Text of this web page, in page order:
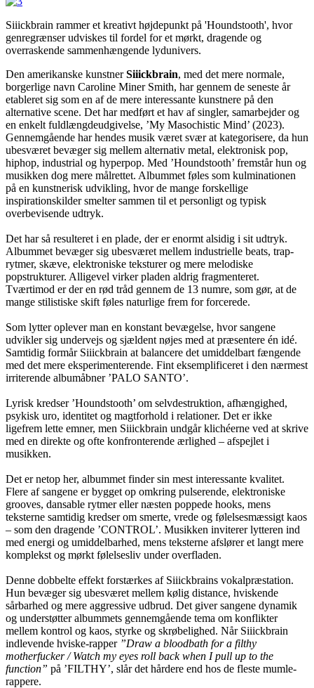
Siiickbrain rammer et kreativt højdepunkt på 'Houndstooth', hvor
genregrænser udviskes til fordel for et mørkt, dragende og
overraskende sammenhængende lydunivers.
Den amerikanske kunstnerSiiickbrain, med det mere normale,
borgerlige navn Caroline Miner Smith, har gennem de seneste år
etableret sig som en af de mere interessante kunstnere på den
alternative scene. Det har medført et hav af singler, samarbejder og
en enkelt fuldlængdeudgivelse, ’My Masochistic Mind’ (2023).
Gennemgående har hendes musik været svær at kategorisere, da hun
ubesværet bevæger sig mellem alternativ metal, elektronisk pop,
hiphop, industrial og hyperpop. Med ’Houndstooth’ fremstår hun og
musikken dog mere målrettet. Albummet føles som kulminationen
på en kunstnerisk udvikling, hvor de mange forskellige
inspirationskilder smelter sammen til et personligt og typisk
overbevisende udtryk.
Det har så resulteret i en plade, der er enormt alsidig i sit udtryk.
Albummet bevæger sig ubesværet mellem industrielle beats, trap-
rytmer, skæve, elektroniske teksturer og mere melodiske
popstrukturer. Alligevel virker pladen aldrig fragmenteret.
Tværtimod er der en rød tråd gennem de 13 numre, som gør, at de
mange stilistiske skift føles naturlige frem for forcerede.
Som lytter oplever man en konstant bevægelse, hvor sangene
udvikler sig undervejs og sjældent nøjes med at præsentere én idé.
Samtidig formår Siiickbrain at balancere det umiddelbart fængende
med det mere eksperimenterende. Fint eksemplificeret i den nærmest
irriterende albumåbner ’PALO SANTO’.
Lyrisk kredser ’Houndstooth’ om selvdestruktion, afhængighed,
psykisk uro, identitet og magtforhold i relationer. Det er ikke
ligefrem lette emner, men Siiickbrain undgår klichéerne ved at skrive
med en direkte og ofte konfronterende ærlighed – afspejlet i
musikken.
Det er netop her, albummet finder sin mest interessante kvalitet.
Flere af sangene er bygget op omkring pulserende, elektroniske
grooves, dansable rytmer eller næsten poppede hooks, mens
teksterne samtidig kredser om smerte, vrede og følelsesmæssigt kaos
– som den dragende ’CONTROL’. Musikken inviterer lytteren ind
med energi og umiddelbarhed, mens teksterne afslører et langt mere
komplekst og mørkt følelsesliv under overfladen.
Denne dobbelte effekt forstærkes af Siiickbrains vokalpræstation.
Hun bevæger sig ubesværet mellem kølig distance, hviskende
sårbarhed og mere aggressive udbrud. Det giver sangene dynamik
og understøtter albummets gennemgående tema om konflikter
mellem kontrol og kaos, styrke og skrøbelighed. Når Siiickbrain
indlevende hviske-rapper ”Draw a bloodbath for a filthy
motherfucker / Watch my eyes roll back when I pull up to the
function” på ’FILTHY’, slår det hårdere end hos de fleste mumle-
rappere.